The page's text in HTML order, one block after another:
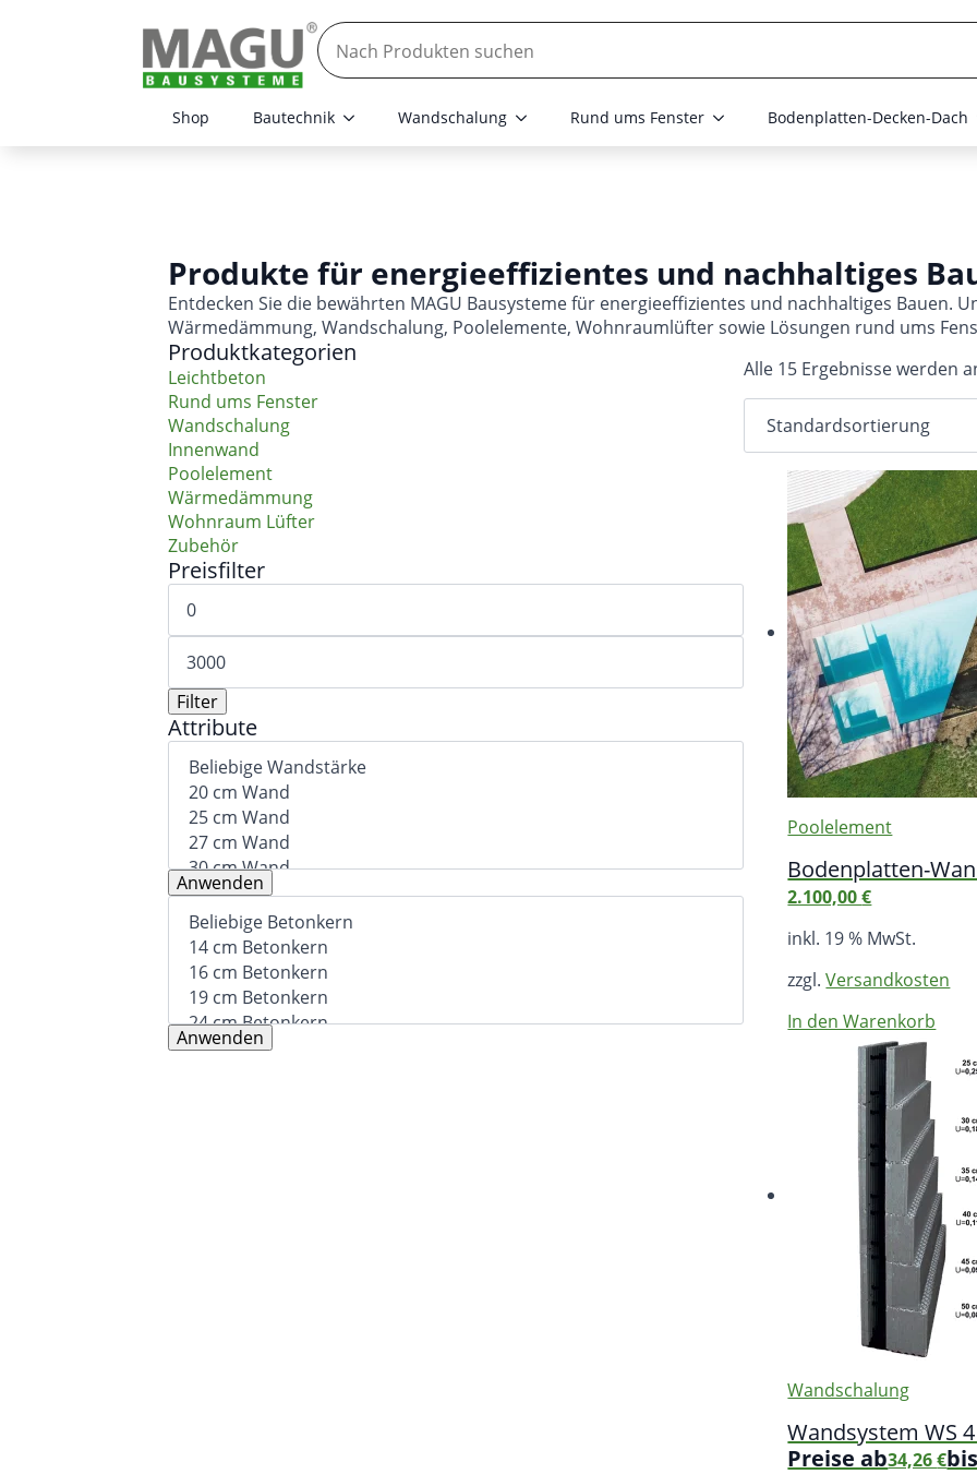
Shop Bautechnik Wandschalung Rund ums Fenster Bodenplatten-Decken-Dach
Produkte für energieeffizientes und nachhaltiges
Entdecken Sie die bewährten MAGU Bausysteme für energieeffizientes und nachhaltiges Bauen.
Wärmedämmung, Wandschalung, Poolelemente, Wohnraumlüfter sowie Lösungen rund ums
Produktkategorien
Leichtbeton
Rund ums Fenster
Wandschalung
Innenwand
Poolelement
Wärmedämmung
Wohnraum Lüfter
Zubehör
Preisfilter
Min.
Preis
Max.
Preis
Filter
Attribute
Anwenden
Anwenden
Alle 15 Ergebnisse werden
Poolelement
Bodenplatten-
2.100,00€
inkl. 19 % MwSt.
zzgl.Versandkosten
In den Warenkorb
Wandschalung
Wandsystem WS
Preise ab34,26€